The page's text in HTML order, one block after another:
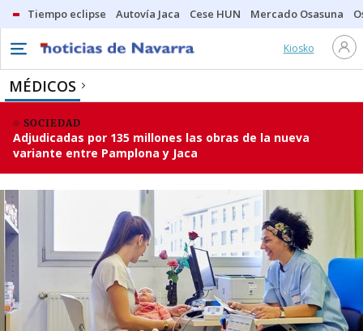
Tiempo eclipse Autovía Jaca Cese HUN Mercado Osasuna
Kiosko
MÉDICOS
SOCIEDAD
Adjudicadas por 135 millones las obras de la nueva
variante entre Pamplona y Jaca